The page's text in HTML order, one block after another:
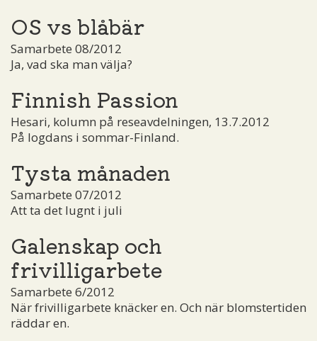
OS vs blåbär
Samarbete 08/2012
Ja, vad ska man välja?
Finnish Passion
Hesari, kolumn på reseavdelningen, 13.7.2012
På logdans i sommar-Finland.
Tysta månaden
Samarbete 07/2012
Att ta det lugnt i juli
Galenskap och
frivilligarbete
Samarbete 6/2012
När frivilligarbete knäcker en. Och när blomstertiden
räddar en.